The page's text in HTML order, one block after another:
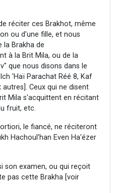
réciter ces Brakhot, même
ou d'une fille, et nous
la Brakha de
à la Brit Mila, ou de la
que nous disons dans le
'Haï Parachat Réé 8, Kaf
Ceux qui ne disent
Mila s'acquittent en récitant
fruit, etc.
le fiancé, ne réciteront
Hachoul'han Even Ha'ézer
son examen, ou qui reçoit
pas cette Brakha [voir